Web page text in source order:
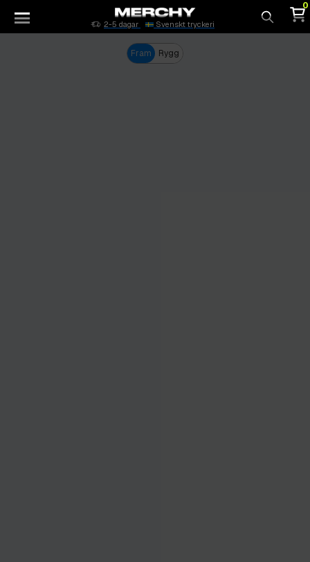
2-5 dagar Svenskt tryckeri
Sök
0
Fram Rygg